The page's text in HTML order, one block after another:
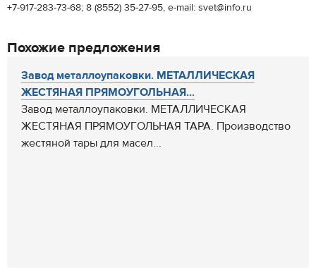
+7-917-283-73-68; 8 (8552) 35-27-95, e-mail: svet@info.ru
Похожие предложения
Завод металлоупаковки. МЕТАЛЛИЧЕСКАЯ
ЖЕСТЯНАЯ ПРЯМОУГОЛЬНАЯ...
Завод металлоупаковки. МЕТАЛЛИЧЕСКАЯ
ЖЕСТЯНАЯ ПРЯМОУГОЛЬНАЯ ТАРА. Производство
жестяной тары для масел...